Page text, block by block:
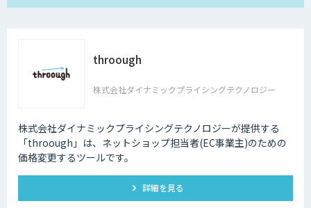
throough
株式会社ダイナミックプライシングテクノロジー
株式会社ダイナミックプライシングテクノロジーが提供する
「throough」は、ネットショップ担当者(EC事業主)のための
価格変更するツールです。
詳細を見る